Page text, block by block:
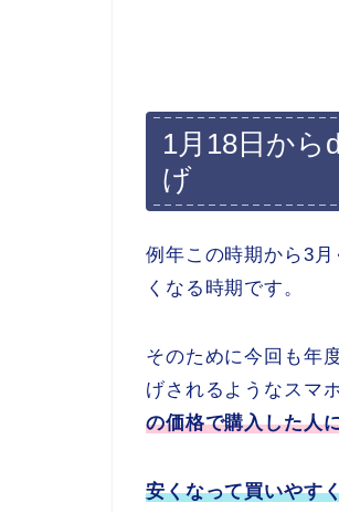
1月18日から
げ
例年この時期から3
くなる時期です。
そのために今回も年
げされるようなスマ
の価格で購入した人
安くなって買いやす